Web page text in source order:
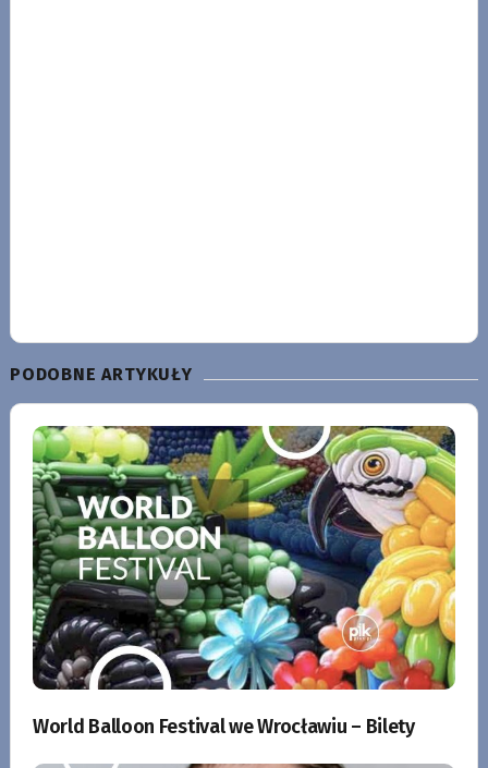
PODOBNE ARTYKUŁY
World Balloon Festival we Wrocławiu – Bilety